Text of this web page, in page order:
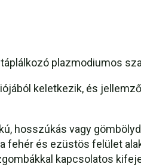
plazmodiumos
keletkezik, és
hosszúkás vagy
és ezüstös felület
kapcsolatos